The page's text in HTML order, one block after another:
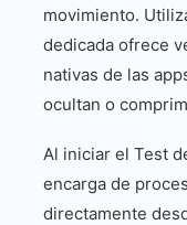
movimiento.
dedicada ofrece
nativas de las
ocultan o
Al iniciar el Test
encarga de
directamente